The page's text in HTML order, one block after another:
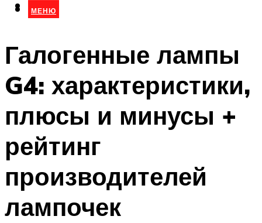
МЕНЮ
МЕНЮ
Галогенные лампы
G4: характеристики,
плюсы и минусы +
рейтинг
производителей
лампочек